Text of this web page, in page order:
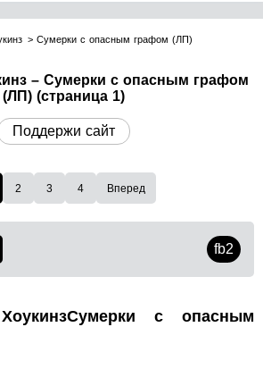
Сумерки с опасным графом (ЛП)
– Сумерки с опасным графом
(ЛП) (страница 1)
Поддержи сайт
2 3 4 Вперед
fb2
с опасным